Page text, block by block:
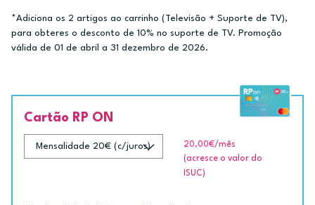
*Adiciona os 2 artigos ao carrinho (Televisão + Suporte de TV),
para obteres o desconto de 10% no suporte de TV. Promoção
válida de 01 de abril a 31 dezembro de 2026.
Cartão RP ON
20,00€/mês
(acresce o valor do
ISUC)